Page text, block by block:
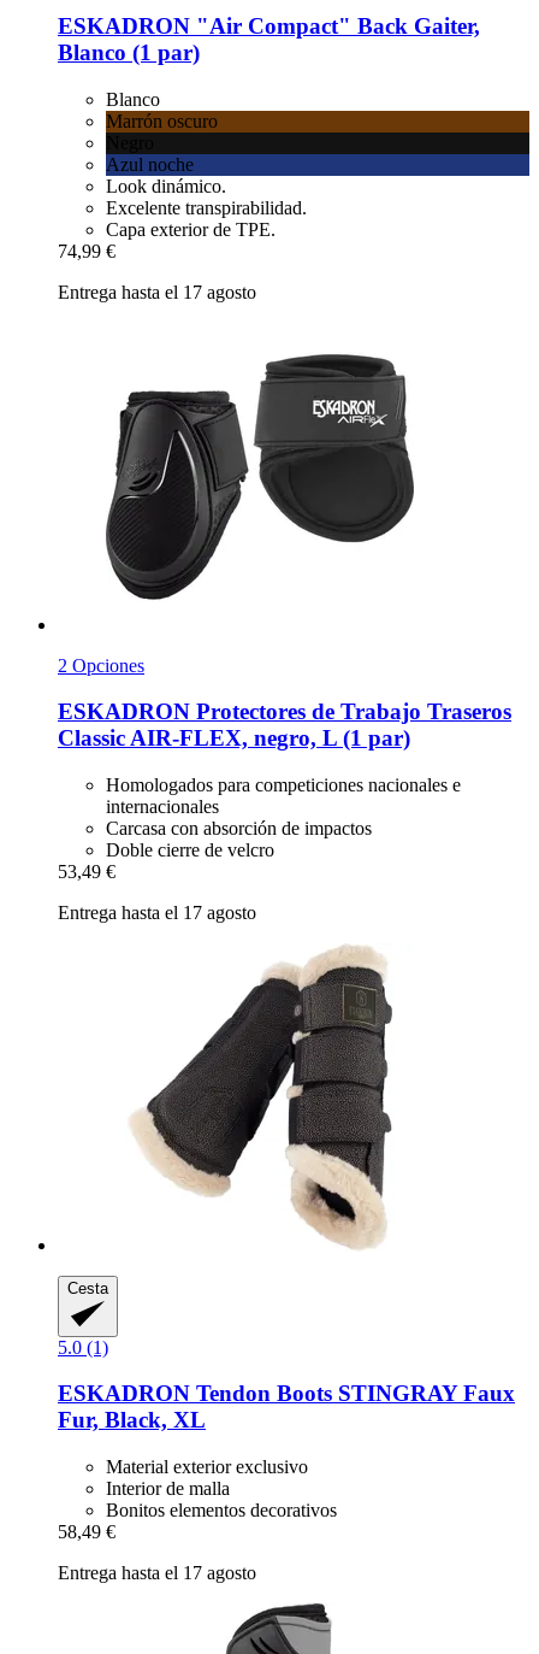
ESKADRON "Air Compact" Back Gaiter,
Blanco (1 par)
Blanco
Marrón oscuro
Azul noche
Look dinámico.
Excelente transpirabilidad.
Capa exterior de TPE.
74,99 €
Entrega hasta el 17 agosto
2 Opciones
ESKADRON Protectores de Trabajo Traseros
Classic AIR-​FLEX, negro, L (1 par)
Homologados para competiciones nacionales e
internacionales
Carcasa con absorción de impactos
Doble cierre de velcro
53,49 €
Entrega hasta el 17 agosto
Cesta
5.0 (1)
ESKADRON Tendon Boots STINGRAY Faux
Fur, Black, XL
Material exterior exclusivo
Interior de malla
Bonitos elementos decorativos
58,49 €
Entrega hasta el 17 agosto